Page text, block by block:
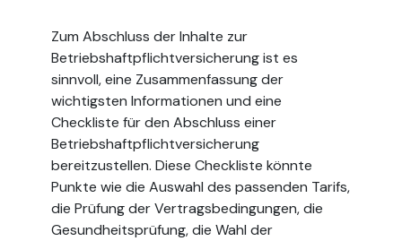
Zum Abschluss der Inhalte zur
Betriebshaftpflichtversicherung ist es
sinnvoll, eine Zusammenfassung der
wichtigsten Informationen und eine
Checkliste für den Abschluss einer
Betriebshaftpflichtversicherung
bereitzustellen. Diese Checkliste könnte
Punkte wie die Auswahl des passenden Tarifs,
die Prüfung der Vertragsbedingungen, die
Gesundheitsprüfung, die Wahl der